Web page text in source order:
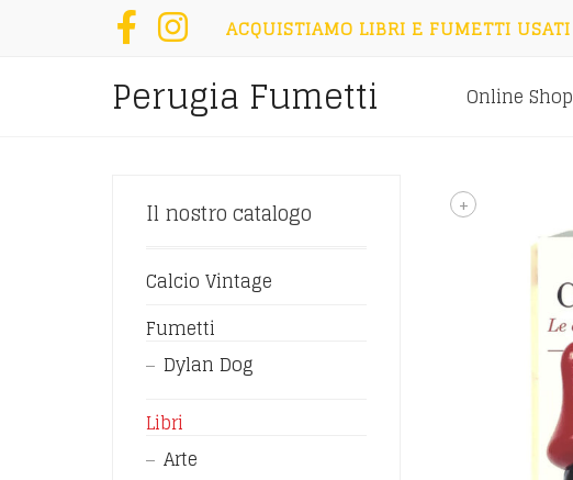
ACQUISTIAMO LIBRI E FUMETTI USATI
Perugia Fumetti Online Shop
+
Il nostro catalogo
Calcio Vintage
Fumetti
Dylan Dog
Libri
Arte